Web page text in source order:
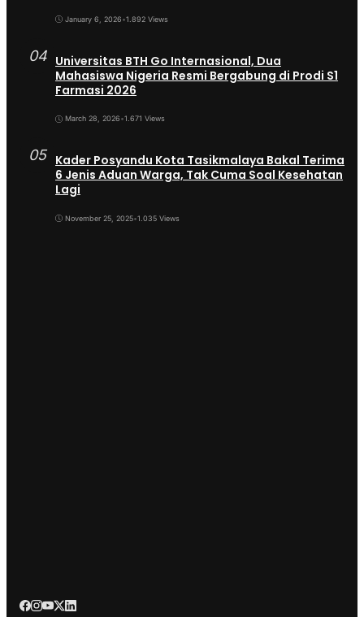
January 6, 2026•1.892 Views
04 Universitas BTH Go Internasional, Dua
Mahasiswa Nigeria Resmi Bergabung di Prodi S1
Farmasi 2026
March 28, 2026•1.671 Views
05 Kader Posyandu Kota Tasikmalaya Bakal Terima
6 Jenis Aduan Warga, Tak Cuma Soal Kesehatan
Lagi
November 25, 2025•1.035 Views